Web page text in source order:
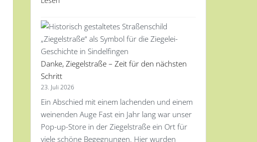
Danke, Ziegelstraße – Zeit für den nächsten
Schritt
23. Juli 2026
Ein Abschied mit einem lachenden und einem
weinenden Auge Fast ein Jahr lang war unser
Pop-up-Store in der Ziegelstraße ein Ort für
viele schöne Begegnungen. Hier wurden